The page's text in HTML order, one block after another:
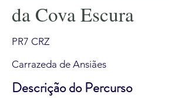
da Cova Escura
PR7 CRZ
Carrazeda de Ansiães
Descrição do Percurso